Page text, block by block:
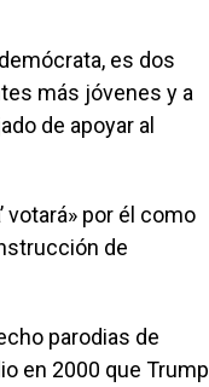
es dos
más jóvenes y a
de apoyar al
votará» por él como
de
parodias de
en 2000 que Trump